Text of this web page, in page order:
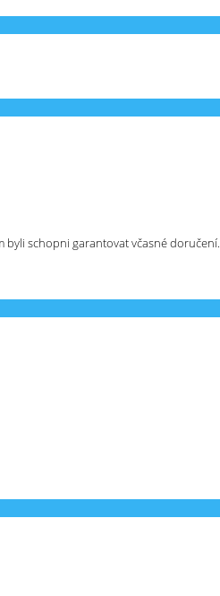
schopni garantovat včasné doručení.